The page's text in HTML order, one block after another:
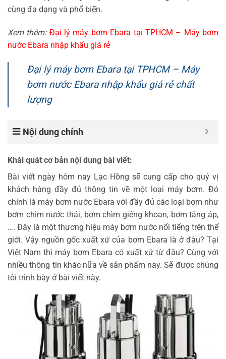
cùng đa dạng và phổ biến.
Xem thêm: Đại lý máy bơm Ebara tại TPHCM – Máy bơm
nước Ebara nhập khẩu giá rẻ
Đại lý máy bơm Ebara tại TPHCM – Máy
bơm nước Ebara nhập khẩu giá rẻ chất
lượng
Nội dung chính
Khái quát cơ bản nội dung bài viết:
Bài viết ngày hôm nay Lạc Hồng sẽ cung cấp cho quý vị
khách hàng đầy đủ thông tin về một loại máy bơm. Đó
chính là máy bơm nước Ebara với đầy đủ các loại bơm như
bơm chìm nước thải, bơm chìm giếng khoan, bơm tăng áp,
…. Đây là một thương hiệu máy bơm nước nổi tiếng trên thế
giới. Vậy nguồn gốc xuất xứ của bơm Ebara là ở đâu? Tại
Việt Nam thì máy bơm Ebara có xuất xứ từ đâu? Cùng với
nhiều thông tin khác nữa về sản phẩm này. Sẽ được chúng
tôi trình bày ở bài viết này.